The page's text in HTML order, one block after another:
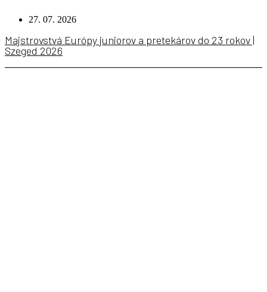
27. 07. 2026
Majstrovstvá Európy juniorov a pretekárov do 23 rokov |
Szeged 2026